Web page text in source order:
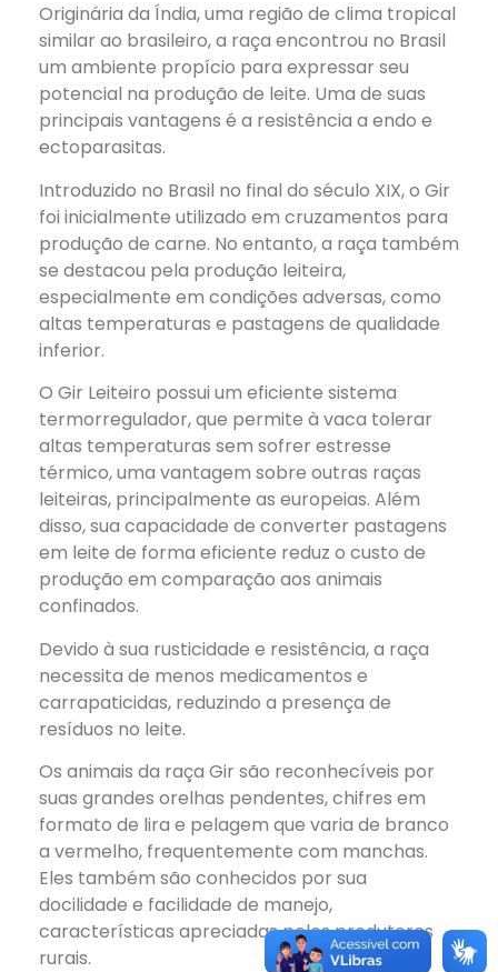
Originária da Índia, uma região de clima tropical
similar ao brasileiro, a raça encontrou no Brasil
um ambiente propício para expressar seu
potencial na produção de leite. Uma de suas
principais vantagens é a resistência a endo e
ectoparasitas.
Introduzido no Brasil no final do século XIX, o Gir
foi inicialmente utilizado em cruzamentos para
produção de carne. No entanto, a raça também
se destacou pela produção leiteira,
especialmente em condições adversas, como
altas temperaturas e pastagens de qualidade
inferior.
O Gir Leiteiro possui um eficiente sistema
termorregulador, que permite à vaca tolerar
altas temperaturas sem sofrer estresse
térmico, uma vantagem sobre outras raças
leiteiras, principalmente as europeias. Além
disso, sua capacidade de converter pastagens
em leite de forma eficiente reduz o custo de
produção em comparação aos animais
confinados.
Devido à sua rusticidade e resistência, a raça
necessita de menos medicamentos e
carrapaticidas, reduzindo a presença de
resíduos no leite.
Os animais da raça Gir são reconhecíveis por
suas grandes orelhas pendentes, chifres em
formato de lira e pelagem que varia de branco
a vermelho, frequentemente com manchas.
Eles também são conhecidos por sua
docilidade e facilidade de manejo,
características apreciadas pelos produtores
rurais.